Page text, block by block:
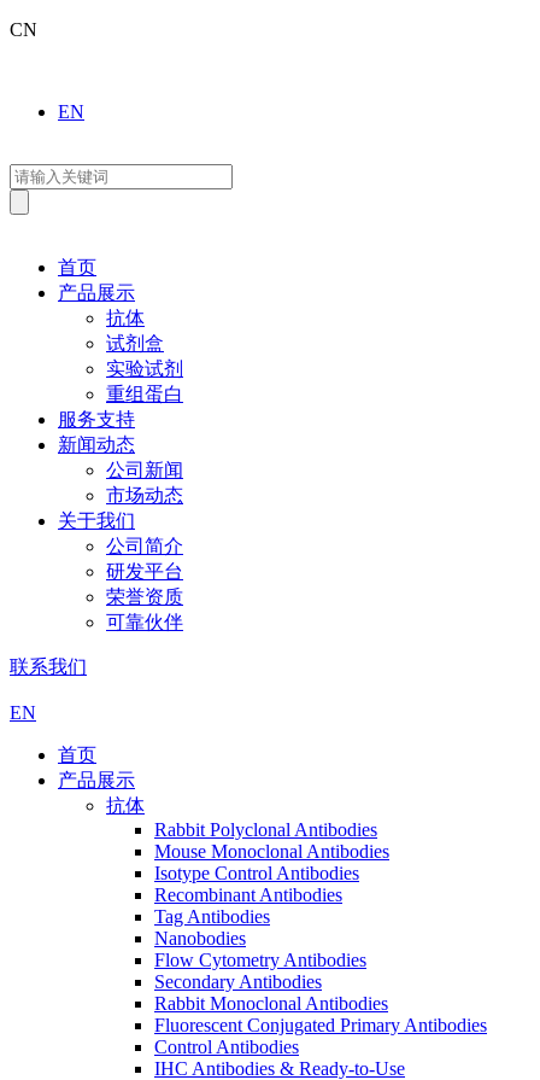
CN
EN
首页
产品展示
抗体
试剂盒
实验试剂
重组蛋白
服务支持
新闻动态
公司新闻
市场动态
关于我们
公司简介
研发平台
荣誉资质
可靠伙伴
联系我们
EN
首页
产品展示
抗体
Rabbit Polyclonal Antibodies
Mouse Monoclonal Antibodies
Isotype Control Antibodies
Recombinant Antibodies
Tag Antibodies
Nanobodies
Flow Cytometry Antibodies
Secondary Antibodies
Rabbit Monoclonal Antibodies
Fluorescent Conjugated Primary Antibodies
Control Antibodies
IHC Antibodies & Ready-to-Use